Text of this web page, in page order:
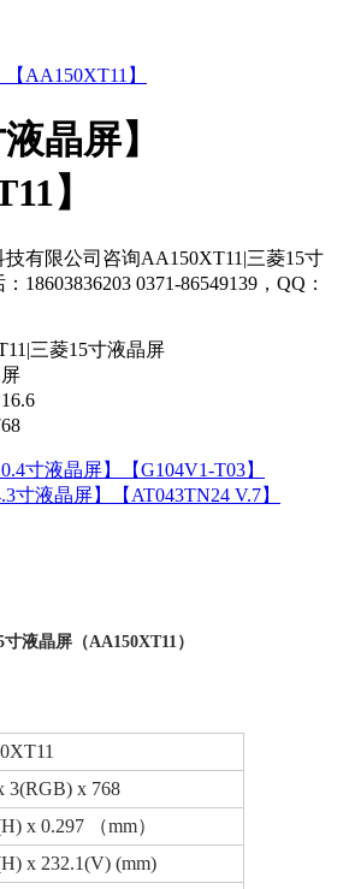
晶屏】
】
有限公司咨询AA150XT11|三菱15寸
18603836203 0371-86549139，QQ：
三菱15寸液晶屏
寸液晶屏】【G104V1-T03】
寸液晶屏】【AT043TN24 V.7】
寸液晶屏（AA150XT11）
3(RGB) x 768
x 0.297 （mm）
x 232.1(V) (mm)